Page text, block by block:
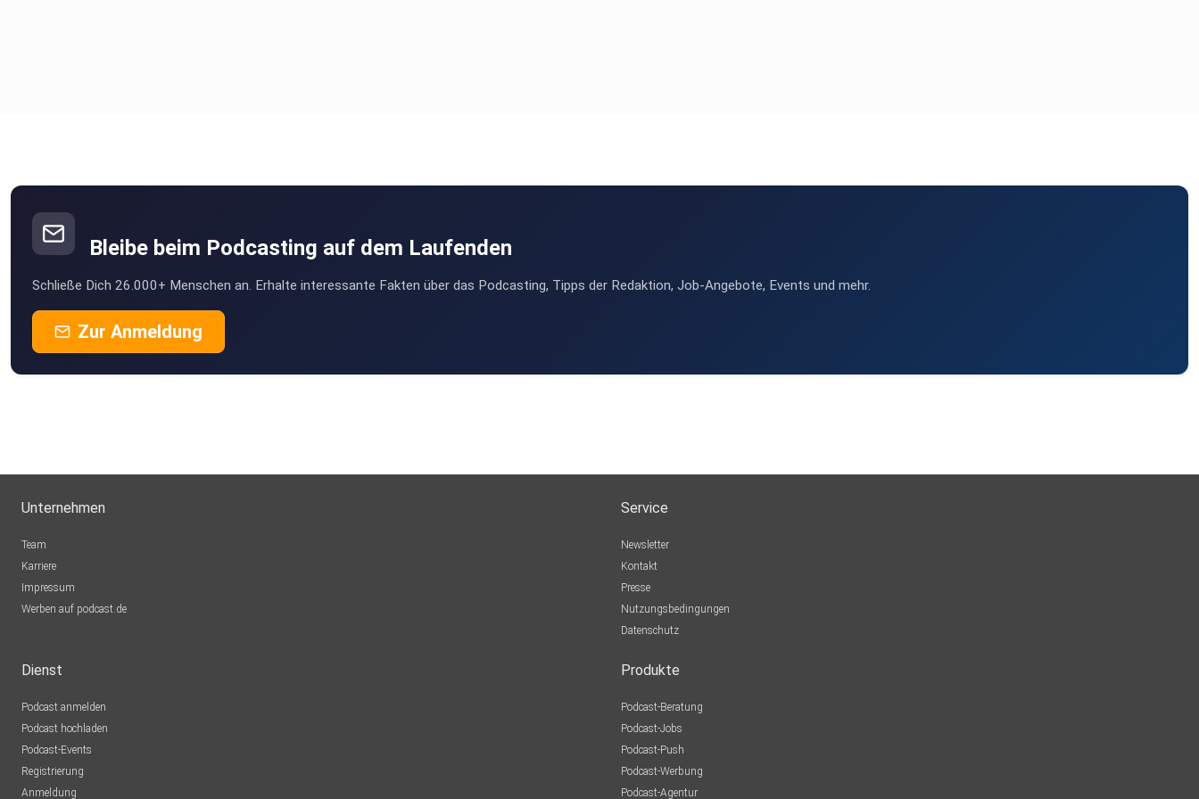
Bleibe beim Podcasting auf dem Laufenden
Schließe Dich 26.000+ Menschen an. Erhalte interessante Fakten über das Podcasting, Tipps der Redaktion, Job-Angebote, Events und mehr.
Zur Anmeldung
Unternehmen
Team
Karriere
Impressum
Werben auf podcast.de
Service
Newsletter
Kontakt
Presse
Nutzungsbedingungen
Datenschutz
Dienst
Podcast anmelden
Podcast hochladen
Podcast-Events
Registrierung
Anmeldung
Produkte
Podcast-Beratung
Podcast-Jobs
Podcast-Push
Podcast-Werbung
Podcast-Agentur